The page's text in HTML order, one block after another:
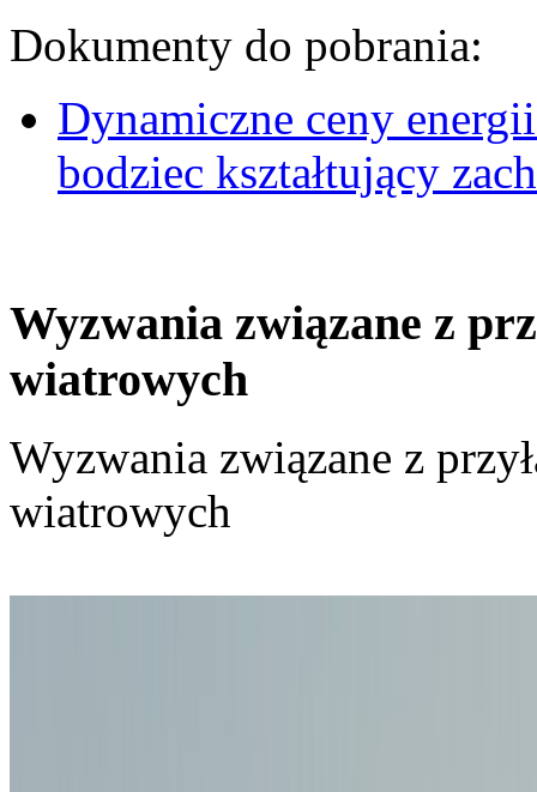
Dokumenty do pobrania:
Dynamiczne ceny
bodziec kształtujący
Wyzwania związane z
wiatrowych
Wyzwania związane z
wiatrowych